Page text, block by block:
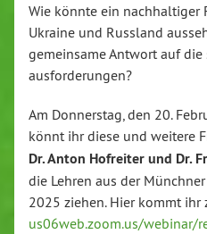
Wie könnte ein nach­hal­ti­ger
Ukraine und Russland
ge­mein­sa­me Antwort auf
aus­for­de­run­gen?
Am Don­ners­tag, den 20.
könnt ihr diese und weitere
Dr. Anton Hofreiter und Dr.
die Lehren aus der
2025 ziehen. Hier kommt ihr
us06web.​zoom.​us/​webinar/​